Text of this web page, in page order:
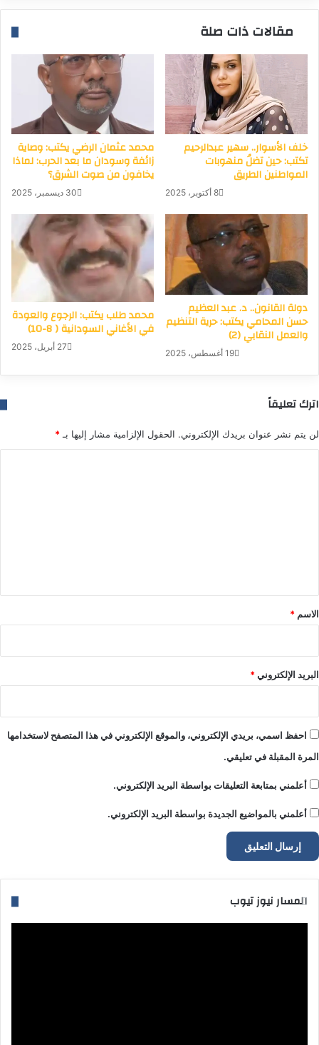
مقالات ذات صلة
محمد عثمان الرضي يكتب: وصاية
زائفة وسودان ما بعد الحرب: لماذا
يخافون من صوت الشرق؟
30 ديسمبر، 2025
خلف الأسوار.. سهير عبدالرحيم
تكتب: حين تضلُ منهوبات
المواطنين الطريق
8 أكتوبر، 2025
محمد طلب يكتب: الرجوع والعودة
في الأغاني السودانية ( 8-10)
27 أبريل، 2025
دولة القانون.. د. عبد العظيم
حسن المحامي يكتب: حرية التنظيم
والعمل النقابي (2)
19 أغسطس، 2025
اترك تعليقاً
لن يتم نشر عنوان بريدك الإلكتروني. الحقول الإلزامية مشار إليها بـ*
*
الاسم *
البريد الإلكتروني*
احفظ اسمي، بريدي الإلكتروني، والموقع الإلكتروني في هذا المتصفح لاستخدامها
المرة المقبلة في تعليقي.
أعلمني بمتابعة التعليقات بواسطة البريد الإلكتروني.
أعلمني بالمواضيع الجديدة بواسطة البريد الإلكتروني.
المسار نيوز تيوب